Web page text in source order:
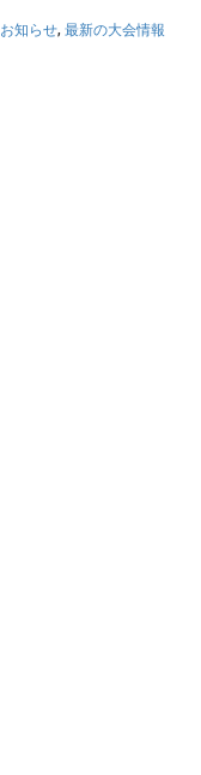
お知らせ, 最新の大会情報